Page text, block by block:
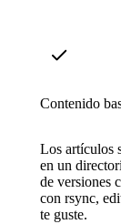
Contenido
Los artículos
en un
de versiones
con rsync,
te guste.